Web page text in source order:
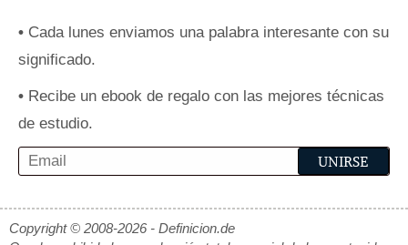
• Cada lunes enviamos una palabra interesante con su
significado.
• Recibe un ebook de regalo con las mejores técnicas
de estudio.
Copyright © 2008-2026 - Definicion.de